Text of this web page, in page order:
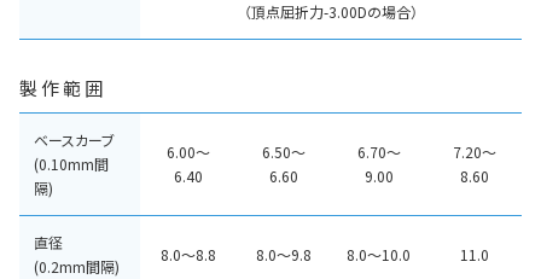
（頂点屈折力-3.00Dの場合）
製作範囲
ベースカーブ
(0.10mm間
隔)
6.00〜
6.40
6.50～
6.60
6.70～
9.00
7.20～
8.60
直径
(0.2mm間隔)
8.0～8.8 8.0～9.8 8.0～10.0 11.0